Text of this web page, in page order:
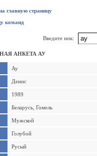
главную страницу
команд
Введите ник:
АНКЕТА АУ
Ау
Денис
1989
Беларусь, Гомель
Мужской
Голубой
Русый